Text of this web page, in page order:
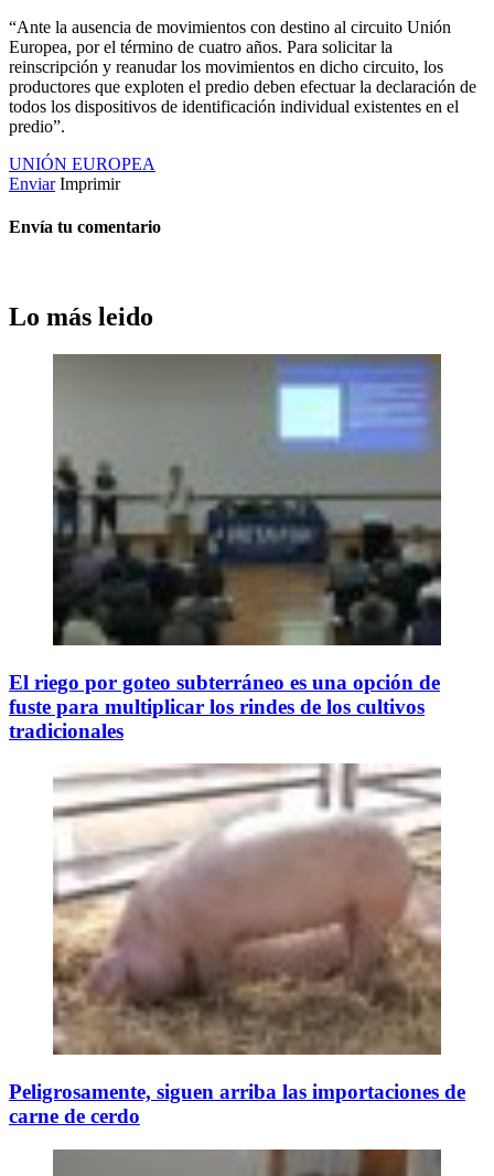
“Ante la ausencia de movimientos con destino al circuito Unión
Europea, por el término de cuatro años. Para solicitar la
reinscripción y reanudar los movimientos en dicho circuito, los
productores que exploten el predio deben efectuar la declaración de
todos los dispositivos de identificación individual existentes en el
predio”.
UNIÓN EUROPEA
Enviar Imprimir
Envía tu comentario
Lo más leido
El riego por goteo subterráneo es una opción de
fuste para multiplicar los rindes de los cultivos
tradicionales
Peligrosamente, siguen arriba las importaciones de
carne de cerdo